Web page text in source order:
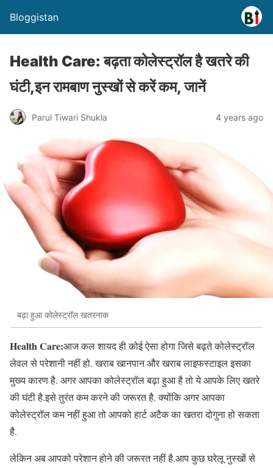
Bloggistan
Health Care: बढ़ता कोलेस्ट्रॉल है खतरे की
घंटी,इन रामबाण नुस्खों से करें कम, जानें
Parul Tiwari Shukla 4 years ago
बढ़ा हुआ कोलेस्ट्रॉल खतरनाक
Health Care:आज कल शायद ही कोई ऐसा होगा जिसे बढ़ते कोलेस्ट्रॉल
लेवल से परेशानी नहीं हो. खराब खानपान और खराब लाइफस्टाइल इसका
मुख्य कारण है. अगर आपका कोलेस्ट्रॉल बढ़ा हुआ है तो ये आपके लिए खतरे
की घंटी है.इसे तुरंत कम करने की जरूरत है. क्योंकि अगर आपका
कोलेस्ट्रॉल कम नहीं हुआ तो आपको हार्ट अटैक का खतरा दोगुना हो सकता
है.
लेकिन अब आपको परेशान होने की जरूरत नहीं है.आप कुछ घरेलू नुस्खों से